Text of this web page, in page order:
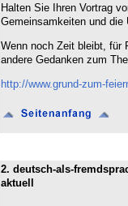
Halten Sie Ihren Vortrag
Gemeinsamkeiten und die
Wenn noch Zeit bleibt, für
andere Gedanken zum
http://www.grund-zum-
2. deutsch-als-
aktuell